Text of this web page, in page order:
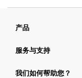
产品
服务与支持
我们如何帮助您？